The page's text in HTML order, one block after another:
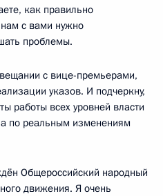
как правильно
с вами нужно
проблемы.
с вице-премьерами,
указов. И подчеркну,
работы всех уровней власти
по реальным изменениям
Общероссийский народный
движения. Я очень